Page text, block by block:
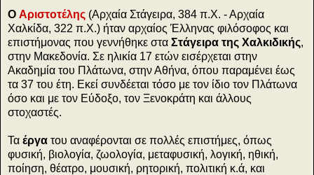
Ο Αριστοτέλης (Αρχαία Στάγειρα, 384 π.Χ. - Αρχαία
Χαλκίδα, 322 π.Χ.) ήταν αρχαίος Έλληνας φιλόσοφος και
επιστήμονας που γεννήθηκε στα Στάγειρα της Χαλκιδικής,
στην Μακεδονία. Σε ηλικία 17 ετών εισέρχεται στην
Ακαδημία του Πλάτωνα, στην Αθήνα, όπου παραμένει έως
τα 37 του έτη. Εκεί συνδέεται τόσο με τον ίδιο τον Πλάτωνα
όσο και με τον Εύδοξο, τον Ξενοκράτη και άλλους
στοχαστές.
Τα έργα του αναφέρονται σε πολλές επιστήμες, όπως
φυσική, βιολογία, ζωολογία, μεταφυσική, λογική, ηθική,
ποίηση, θέατρο, μουσική, ρητορική, πολιτική κ.ά, και